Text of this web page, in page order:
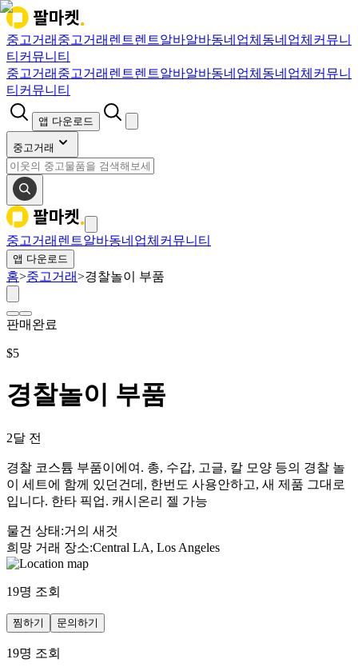
중고거래 중고거래 렌트렌트알바알바동네업체 동네업체 커뮤니
티 커뮤니티
중고거래 중고거래 렌트렌트알바알바동네업체 동네업체 커뮤니
티 커뮤니티
앱 다운로드
중고거래
중고거래 렌트알바동네업체 커뮤니티
앱 다운로드
홈>중고거래>경찰놀이 부품
판매완료
$5
경찰놀이 부품
2달 전
경찰 코스튬 부품이에여. 총, 수갑, 고글, 칼 모양 등의 경찰 놀
이 세트에 함께 있던건데, 한번도 사용안하고, 새 제품 그대로
입니다. 한타 픽업. 캐시온리 젤 가능
물건 상태 :거의 새것
희망 거래 장소:Central LA, Los Angeles
19명 조회
찜하기 문의하기
19명 조회